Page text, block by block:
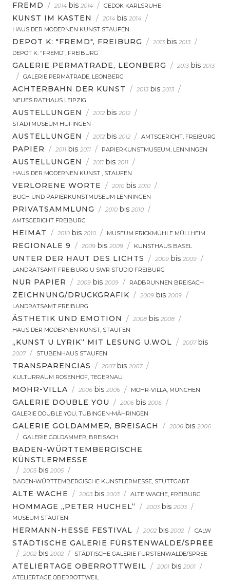
FREMD / 2014 bis 2014 / GEDOK KARLSRUHE
KUNST IM KASTEN / 2014 bis 2014 /
HAUS DER MODERNEN KUNST STAUFEN
DEPOT K: "FREMD", FREIBURG / 2013 bis 2013 /
DEPOT K: "FREMD", FREIBURG
GALERIE PERMATRADE, LEONBERG / 2013 bis 2013
/ GALERIE PERMATRADE, LEONBERG
ACHTERBAHN DER KUNST / 2013 bis 2013 /
NEUES RATHAUS LEIPZIG
AUSTELLUNGEN / 2012 bis 2012 /
STADTMUSEUM HÜFINGEN
AUSTELLUNGEN / 2012 bis 2012 / AMTSGERICHT, FREIBURG
PAPIER / 2011 bis 2011 / PAPIERKUNSTMUSEUM, LENNINGEN
AUSTELLUNGEN / 2011 bis 2011 /
HAUS DER MODERNEN KUNST , STAUFEN
VERLORENE WORTE / 2010 bis 2010 /
BUCH UND PAPIERKUNSTMUSEUM LENNINGEN
PRIVATSAMMLUNG / 2010 bis 2010 /
AMTSGERICHT FREIBURG
HEIMAT / 2010 bis 2010 / MUSEUM FRICKMÜHLE MÜLLHEIM
REGIONALE 9 / 2009 bis 2009 / KUNSTHAUS BASEL
UNTER DER HAUT DES LICHTS / 2009 bis 2009 /
LANDRATSAMT FREIBURG U SWR STUDIO FREIBURG
NUR PAPIER / 2009 bis 2009 / RADBRUNNEN BREISACH
ZEICHNUNG/DRUCKGRAFIK / 2009 bis 2009 /
LANDRATSAMT FREIBURG
ÄSTHETIK UND EMOTION / 2008 bis 2008 /
HAUS DER MODERNEN KUNST, STAUFEN
„KUNST U LYRIK“ MIT LESUNG U.WOL / 2007 bis
2007 / STUBENHAUS STAUFEN
TRANSPARENCIAS / 2007 bis 2007 /
KULTURRAUM ROSENHOF, TEGERNAU
MOHR-VILLA / 2006 bis 2006 / MOHR-VILLA, MÜNCHEN
GALERIE DOUBLE YOU / 2006 bis 2006 /
GALERIE DOUBLE YOU, TÜBINGEN-MÄHRINGEN
GALERIE GOLDAMMER, BREISACH / 2006 bis 2006
/ GALERIE GOLDAMMER, BREISACH
BADEN-WÜRTTEMBERGISCHE
KÜNSTLERMESSE
/ 2005 bis 2005 /
BADEN-WÜRTTEMBERGISCHE KÜNSTLERMESSE, STUTTGART
ALTE WACHE / 2003 bis 2003 / ALTE WACHE, FREIBURG
HOMMAGE „PETER HUCHEL“ / 2003 bis 2003 /
MUSEUM STAUFEN
HERMANN-HESSE FESTIVAL / 2002 bis 2002 / CALW
STÄDTISCHE GALERIE FÜRSTENWALDE/SPREE
/ 2002 bis 2002 / STÄDTISCHE GALERIE FÜRSTENWALDE/SPREE
ATELIERTAGE OBERROTTWEIL / 2001 bis 2001 /
ATELIERTAGE OBERROTTWEIL